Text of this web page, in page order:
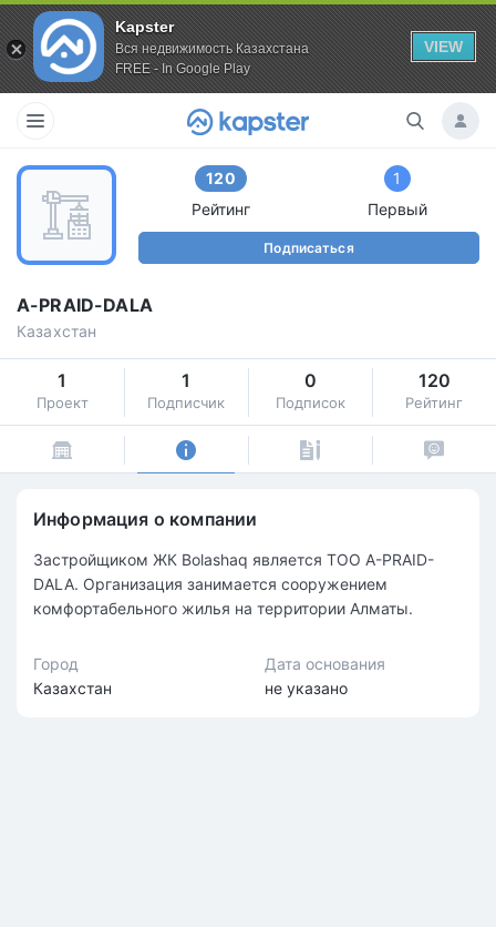
Kapster
Вся недвижимость Казахстана
FREE - In Google Play
VIEW
120
Рейтинг
1
Первый
Подписаться
A-PRAID-DALA
Казахстан
1
Проект
1
Подписчик
0
Подписок
120
Рейтинг
Информация о компании
Застройщиком ЖК Bolashaq является ТОО A-PRAID-
DALA. Организация занимается сооружением
комфортабельного жилья на территории Алматы.
Город
Казахстан
Дата основания
не указано